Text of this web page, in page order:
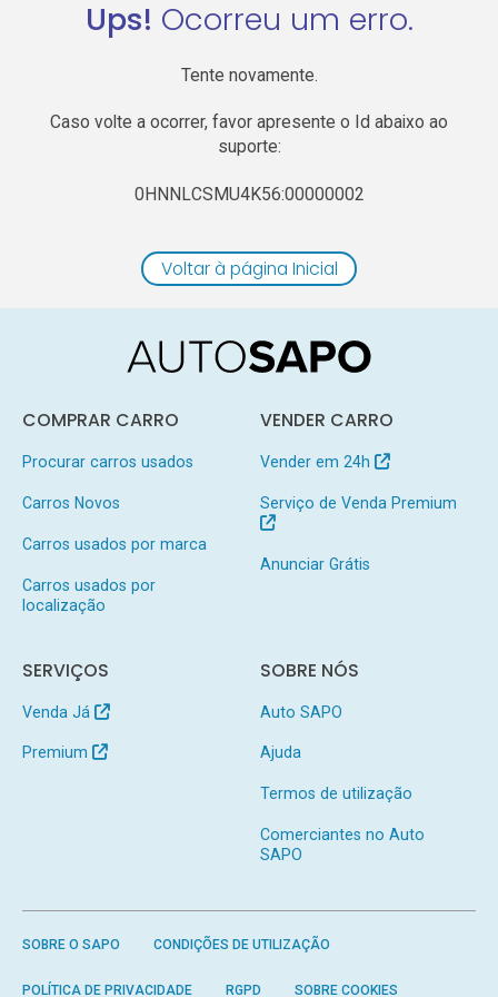
Ups! Ocorreu um erro.
Tente novamente.
Caso volte a ocorrer, favor apresente o Id abaixo ao
suporte:
0HNNLCSMU4K56:00000002
Voltar à página Inicial
COMPRAR CARRO
Procurar carros usados
Carros Novos
Carros usados por marca
Carros usados por
localização
VENDER CARRO
Vender em 24h
Serviço de Venda Premium
Anunciar Grátis
SERVIÇOS
Venda Já
Premium
SOBRE NÓS
Auto SAPO
Ajuda
Termos de utilização
Comerciantes no Auto
SAPO
SOBRE O SAPO CONDIÇÕES DE UTILIZAÇÃO
POLÍTICA DE PRIVACIDADE RGPD SOBRE COOKIES